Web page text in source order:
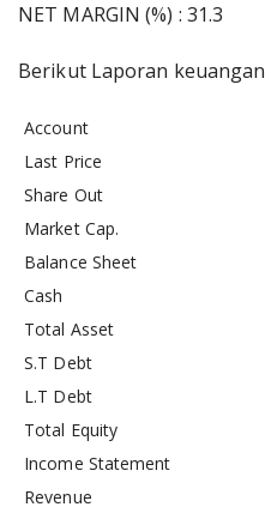
NET MARGIN (%) : 31.3
Berikut Laporan keuangan
Account
Last Price
Share Out
Market Cap.
Balance Sheet
Cash
Total Asset
S.T Debt
L.T Debt
Total Equity
Income Statement
Revenue